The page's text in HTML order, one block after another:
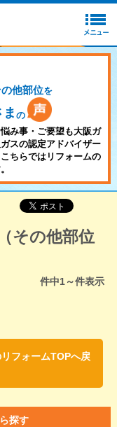
他部位を
の
み事・ご要望も大阪ガ
スの認定アドバイザー
ちらではリフォームの
その他部位
件中1～件表示
フォームTOPへ戻
探す